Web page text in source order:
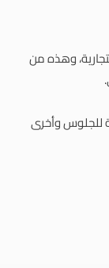
وهذه من
للجلوس وأخرى